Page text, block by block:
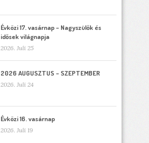
Évközi 17. vasárnap – Nagyszülők és
idősek világnapja
2026. Juli 25
2026 AUGUSZTUS – SZEPTEMBER
2026. Juli 24
Évközi 16. vasárnap
2026. Juli 19